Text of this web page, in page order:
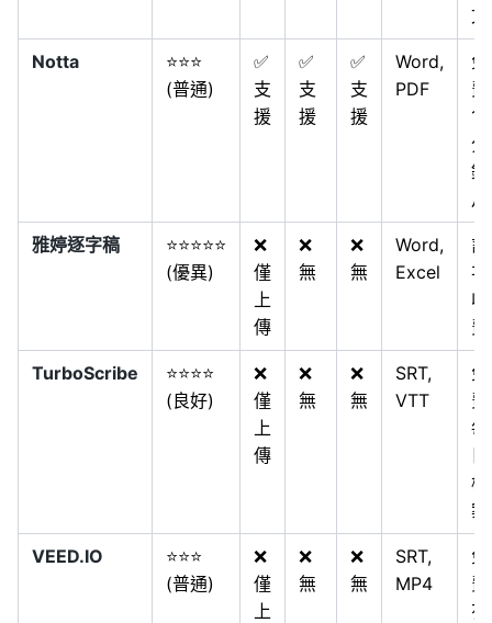
Notta
⭐⭐⭐
(普通)
✅
支
援
✅
支
援
✅
支
援
Word,
PDF
免
費
分
月
雅婷逐字稿
⭐⭐⭐⭐⭐
(優異)
❌
僅
上
傳
❌
無
❌
無
Word,
Excel
計
次
收
費
TurboScribe
⭐⭐⭐⭐
(良好)
❌
僅
上
傳
❌
無
❌
無
SRT,
VTT
免
費
每
檔
案
VEED.IO
⭐⭐⭐
(普通)
❌
僅
上
❌
無
❌
無
SRT,
MP4
免
費
有